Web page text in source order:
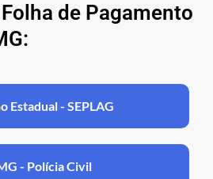
de Pagamento
Estadual - SEPLAG
- Polícia Civil